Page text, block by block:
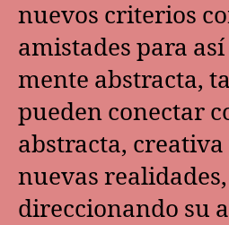
nuevos criterios
amistades para
mente abstracta,
pueden conectar
abstracta,
nuevas
direccionando su